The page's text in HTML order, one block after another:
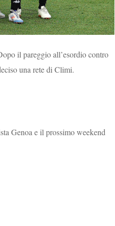
il pareggio all’esordio contro
una rete di Climi.
Genoa e il prossimo weekend